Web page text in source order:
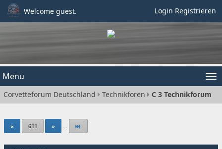
Welcome guest. Login Registrieren
Menu
Corvetteforum Deutschland Technikforen C 3 Technikforum
« 611 » ...